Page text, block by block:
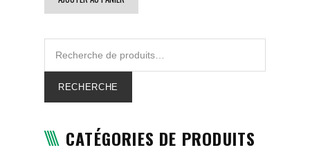
RECHERCHE
CATÉGORIES DE PRODUITS